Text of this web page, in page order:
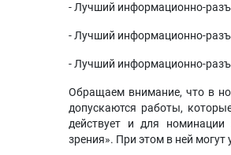
- Лучший информационно-
- Лучший информационно-
- Лучший информационно-
Обращаем внимание, что в
допускаются работы,
действует и для
зрения». При этом в ней